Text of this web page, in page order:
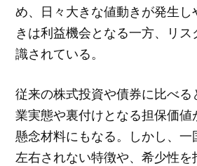
め、日々大きな値動きが発生し
きは利益機会となる一方、リ
識されている。
従来の株式投資や債券に比べ
業実態や裏付けとなる担保価
懸念材料にもなる。しかし、一
左右されない特徴や、希少性を